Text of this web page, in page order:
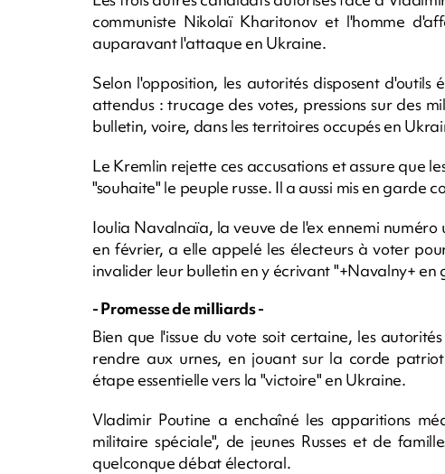
communiste Nikolaï Kharitonov et l'homme
auparavant l'attaque en Ukraine.
Selon l'opposition, les autorités disposent
attendus : trucage des votes, pressions sur des
bulletin, voire, dans les territoires occupés en
Le Kremlin rejette ces accusations et assure que
"souhaite" le peuple russe. Il a aussi mis en garde
Ioulia Navalnaïa, la veuve de l'ex ennemi
en février, a elle appelé les électeurs à voter
invalider leur bulletin en y écrivant "+Navalny+ en
- Promesse de milliards -
Bien que l'issue du vote soit certaine, les
rendre aux urnes, en jouant sur la corde
étape essentielle vers la "victoire" en Ukraine.
Vladimir Poutine a enchaîné les apparitions
militaire spéciale", de jeunes Russes et de
quelconque débat électoral.